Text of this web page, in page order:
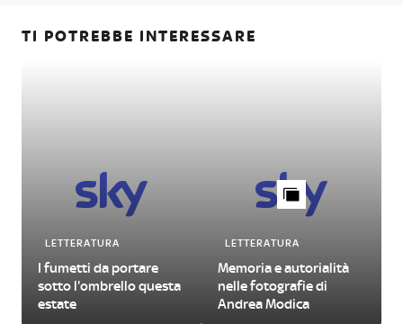
TI POTREBBE INTERESSARE
LETTERATURA
I fumetti da portare
sotto l'ombrello questa
estate
LETTERATURA
Memoria e autorialità
nelle fotografie di
Andrea Modica